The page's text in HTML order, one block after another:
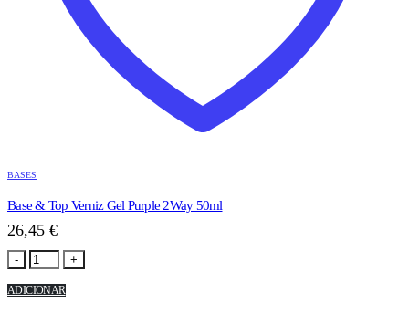
BASES
Base & Top Verniz Gel Purple 2Way 50ml
26,45 €
- +
ADICIONAR